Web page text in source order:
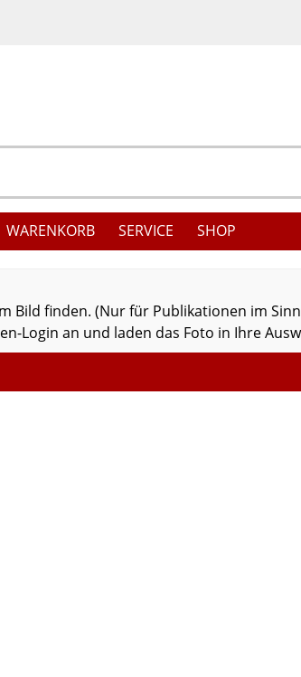
WARENKORB SERVICE SHOP
Bild finden. (Nur für Publikationen im
Login an und laden das Foto in Ihre